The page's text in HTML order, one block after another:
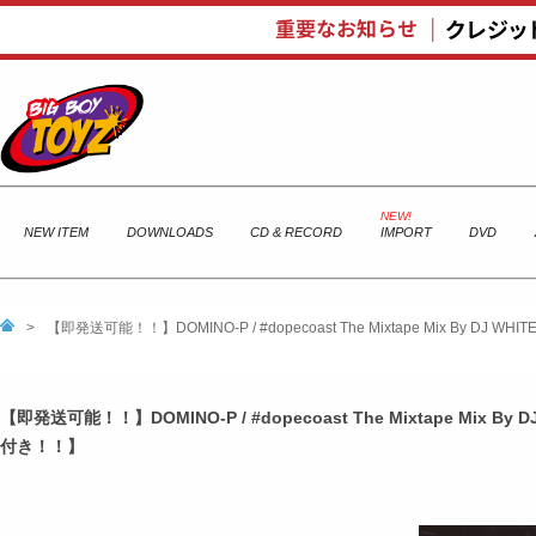
NEW ITEM DOWNLOADS CD & RECORD IMPORT DVD
> 【即発送可能！！】DOMINO-P / #dopecoast The Mixtape Mix By DJ
【即発送可能！！】DOMINO-P / #dopecoast The Mixtape Mix By
付き！！】